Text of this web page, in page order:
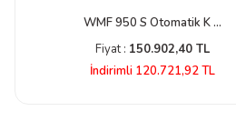
WMF 950 S Otomatik K ...
Fiyat : 150.902,40 TL
İndirimli 120.721,92 TL